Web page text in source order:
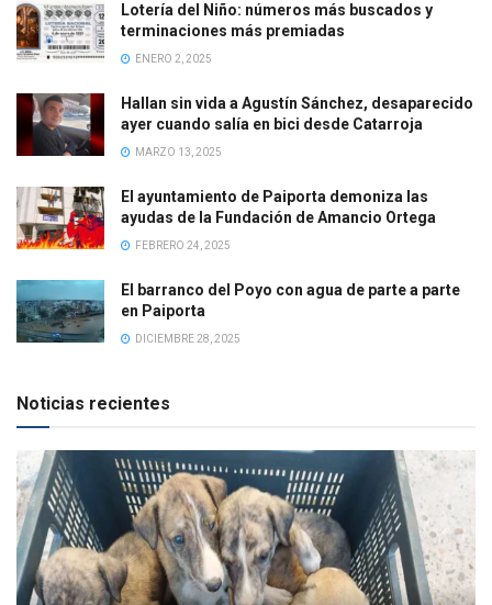
Lotería del Niño: números más buscados y
terminaciones más premiadas
ENERO 2, 2025
Hallan sin vida a Agustín Sánchez, desaparecido
ayer cuando salía en bici desde Catarroja
MARZO 13, 2025
El ayuntamiento de Paiporta demoniza las
ayudas de la Fundación de Amancio Ortega
FEBRERO 24, 2025
El barranco del Poyo con agua de parte a parte
en Paiporta
DICIEMBRE 28, 2025
Noticias recientes